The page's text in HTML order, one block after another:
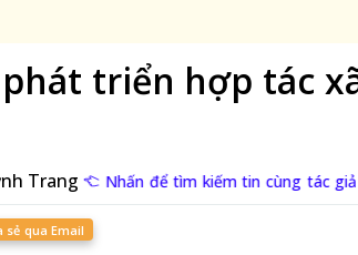
triển hợp tác
Trang Nhấn để tìm kiếm tin cùng tác giả
sẻ qua Email